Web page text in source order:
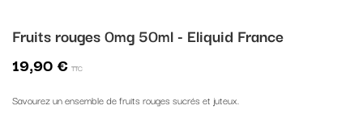
Fruits rouges 0mg 50ml - Eliquid France
19,90 € TTC
Savourez un ensemble de fruits rouges sucrés et juteux.